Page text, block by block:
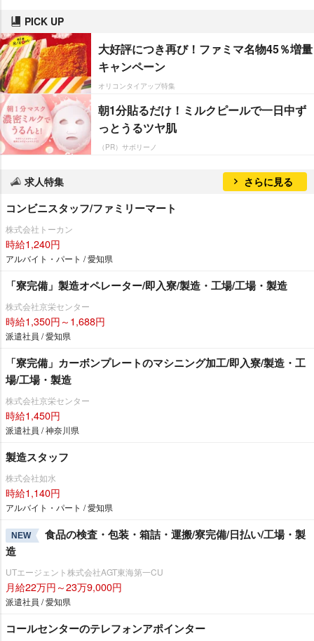
PICK UP
大好評につき再び！ファミマ名物45％増量
キャンペーン
オリコンタイアップ特集
朝1分貼るだけ！ミルクピールで一日中ず
っとうるツヤ肌
（PR）サボリーノ
求人特集 さらに見る
コンビニスタッフ/ファミリーマート
株式会社トーカン
時給1,240円
アルバイト・パート / 愛知県
「寮完備」製造オペレーター/即入寮/製造・工場/工場・製造
株式会社京栄センター
時給1,350円～1,688円
派遣社員 / 愛知県
「寮完備」カーボンプレートのマシニング加工/即入寮/製造・工
場/工場・製造
株式会社京栄センター
時給1,450円
派遣社員 / 神奈川県
製造スタッフ
株式会社如水
時給1,140円
アルバイト・パート / 愛知県
NEW
食品の検査・包装・箱詰・運搬/寮完備/日払い/工場・製
造
UTエージェント株式会社AGT東海第一CU
月給22万円～23万9,000円
派遣社員 / 愛知県
コールセンターのテレフォンアポインター